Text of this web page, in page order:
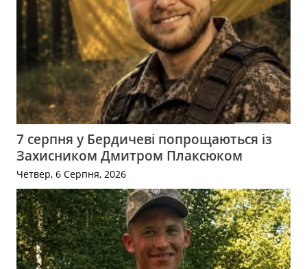
7 серпня у Бердичеві попрощаються із
Захисником Дмитром Плаксюком
Четвер, 6 Серпня, 2026